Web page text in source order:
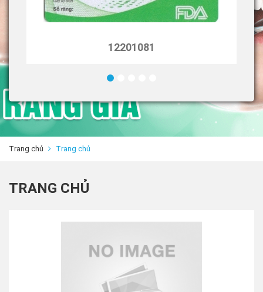
Trang chủ Trang chủ
TRANG CHỦ